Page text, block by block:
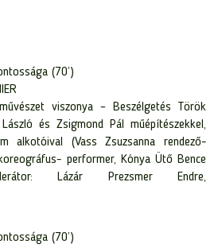
(70’)
viszonya – Beszélgetés Török
és Zsigmond Pál műépítészekkel,
alkotóival (Vass Zsuzsanna rendező-
performer, Kónya Ütő Bence
Lázár Prezsmer Endre,
(70’)